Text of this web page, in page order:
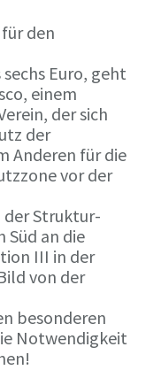
den
Euro, geht
einem
der sich
der
Anderen für die
vor der
der Struktur-
Süd an die
III in der
von der
besonderen
Notwendigkeit